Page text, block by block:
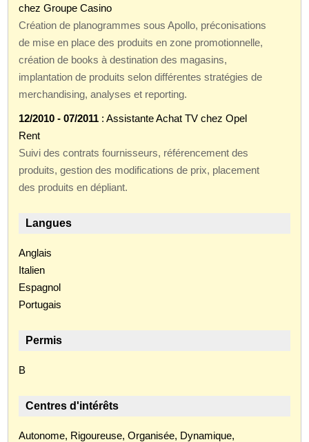
chez Groupe Casino
Création de planogrammes sous Apollo, préconisations
de mise en place des produits en zone promotionnelle,
création de books à destination des magasins,
implantation de produits selon différentes stratégies de
merchandising, analyses et reporting.
12/2010 - 07/2011 : Assistante Achat TV chez Opel
Rent
Suivi des contrats fournisseurs, référencement des
produits, gestion des modifications de prix, placement
des produits en dépliant.
Langues
Anglais
Italien
Espagnol
Portugais
Permis
B
Centres d'intérêts
Autonome, Rigoureuse, Organisée, Dynamique,